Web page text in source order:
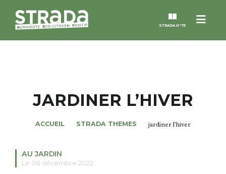
Menu
STRADA N°73
MAGAZINES
NOS THÈMES
STRADA’DATES
JARDINER L’HIVER
ACCUEIL STRADA THEMES jardiner l’hiver
AU JARDIN
Le 06 décembre 2022